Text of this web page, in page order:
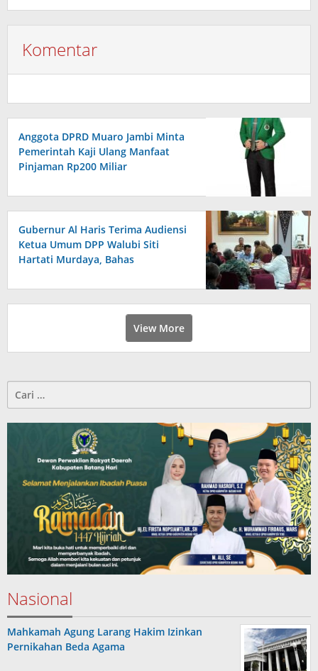
Komentar
Anggota DPRD Muaro Jambi Minta
Pemerintah Kaji Ulang Manfaat
Pinjaman Rp200 Miliar
Gubernur Al Haris Terima Audiensi
Ketua Umum DPP Walubi Siti
Hartati Murdaya, Bahas
Umat
View More
untuk:
Nasional
Mahkamah Agung Larang Hakim Izinkan
Pernikahan Beda Agama